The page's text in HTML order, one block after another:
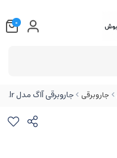
جاروبرقی جاروبرقی آاگ مدل AEG VX82-1-alr
0